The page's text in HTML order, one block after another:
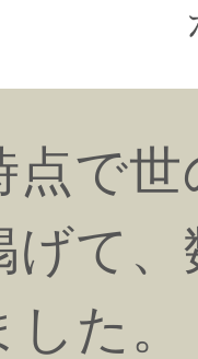
点で
げて
した